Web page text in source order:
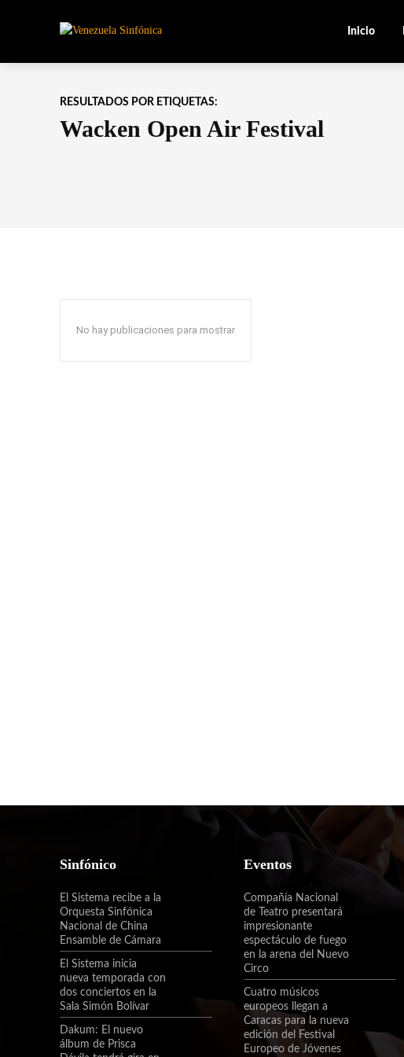
Inicio
RESULTADOS POR ETIQUETAS:
Wacken Open Air Festival
No hay publicaciones para mostrar
Sinfónico
El Sistema recibe a la
Orquesta Sinfónica
Nacional de China
Ensamble de Cámara
El Sistema inicia
nueva temporada con
dos conciertos en la
Sala Simón Bolívar
Dakum: El nuevo
álbum de Prisca
Eventos
Compañía Nacional
de Teatro presentará
impresionante
espectáculo de fuego
en la arena del Nuevo
Circo
Cuatro músicos
europeos llegan a
Caracas para la nueva
edición del Festival
Europeo de Jóvenes